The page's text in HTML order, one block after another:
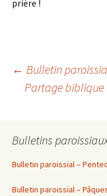
prière !
articles
← Bulletin
Partage biblique
Bulletins
Bulletin paroissial –
Bulletin paroissial –